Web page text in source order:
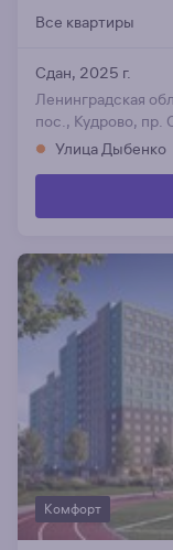
Все квартиры
Сдан, 2025 г.
Ленинградская
пос., Кудрово, пр.
Улица Дыбенко
Комфорт